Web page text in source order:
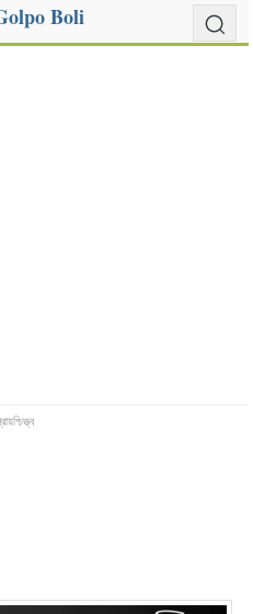
Boli